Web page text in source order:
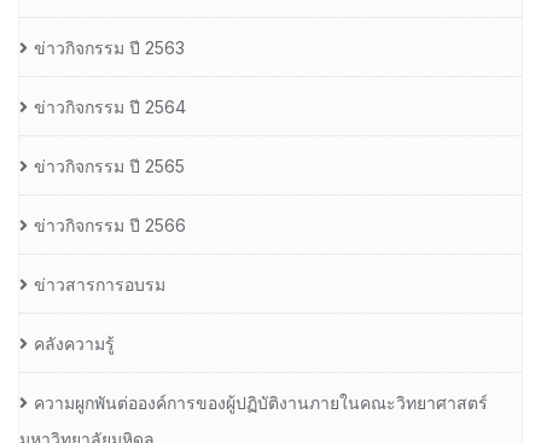
ข่าวกิจกรรม ปี 2563
ข่าวกิจกรรม ปี 2564
ข่าวกิจกรรม ปี 2565
ข่าวกิจกรรม ปี 2566
ข่าวสารการอบรม
คลังความรู้
ความผูกพันต่อองค์การของผู้ปฏิบัติงานภายในคณะวิทยาศาสตร์
มหาวิทยาลัยมหิดล